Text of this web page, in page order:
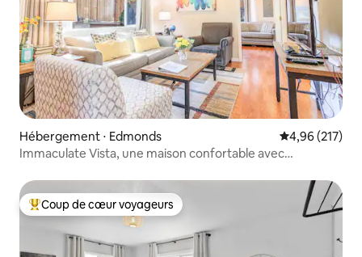
Hébergement ⋅ Edmonds Évaluation
4,96 (217)
Immaculate Vista, une maison confortable avec
Coups de cœur voyageurs les plus appréciés
Coup de cœur voyageurs